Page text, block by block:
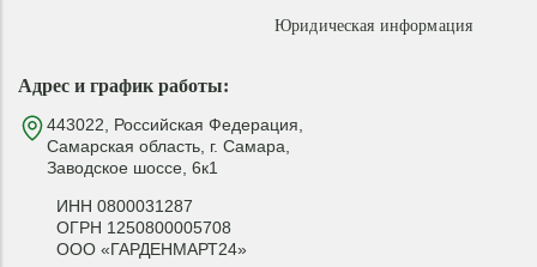
Адрес и график работы:
443022, Российская Федерация,
Самарская область, г. Самара,
Заводское шоссе, 6к1
ИНН 0800031287
ОГРН 1250800005708
ООО «ГАРДЕНМАРТ24»
Юридическая информация